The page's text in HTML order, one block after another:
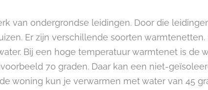
van ondergrondse leidingen. Door die
Er zijn verschillende soorten
Bij een hoge temperatuur warmtenet is de
70 graden. Daar kan een niet-
woning kun je verwarmen met water van 45